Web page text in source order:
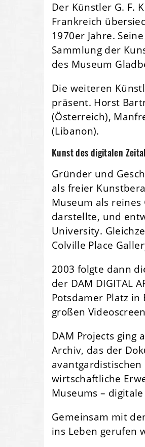
Der Künstler G. F.
Frankreich
1970er Jahre.
Sammlung der
des Museum
Die weiteren
präsent. Horst
(Österreich),
(Libanon).
Kunst des digitalen
Gründer und
als freier
Museum als
darstellte, und
University.
Colville Place
2003 folgte dann
der DAM DIGITAL
Potsdamer Platz
großen
DAM Projects ging
Archiv, das der
avantgardistischen
wirtschaftliche
Museums –
Gemeinsam mit
ins Leben gerufen